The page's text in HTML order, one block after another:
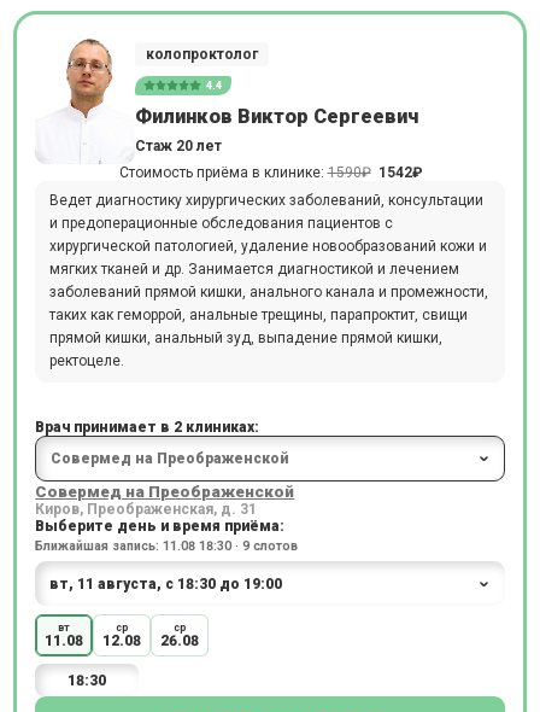
колопроктолог
4.4
Филинков Виктор Сергеевич
Стаж 20 лет
Стоимость приёма в клинике:1590₽ 1542₽
Ведет диагностику хирургических заболеваний, консультации
и предоперационные обследования пациентов с
хирургической патологией, удаление новообразований кожи и
мягких тканей и др. Занимается диагностикой и лечением
заболеваний прямой кишки, анального канала и промежности,
таких как геморрой, анальные трещины, парапроктит, свищи
прямой кишки, анальный зуд, выпадение прямой кишки,
ректоцеле.
Врач принимает в 2 клиниках:
Совермед на Преображенской
Киров, Преображенская, д. 31
Выберите день и время приёма:
Ближайшая запись: 11.08 18:30 · 9 слотов
вт
11.08
ср
12.08
ср
26.08
18:30